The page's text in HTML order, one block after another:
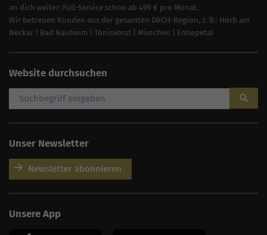
an dich weiter: Full-Service schon ab 499 € pro Monat.
Wir betreuen Kunden aus der gesamten DACH-Region, z. B.: Horb am
Neckar
Bad Nauheim Tönisvorst München Ennepetal
Website durchsuchen
Unser Newsletter
Newsletter abonnieren
Unsere App